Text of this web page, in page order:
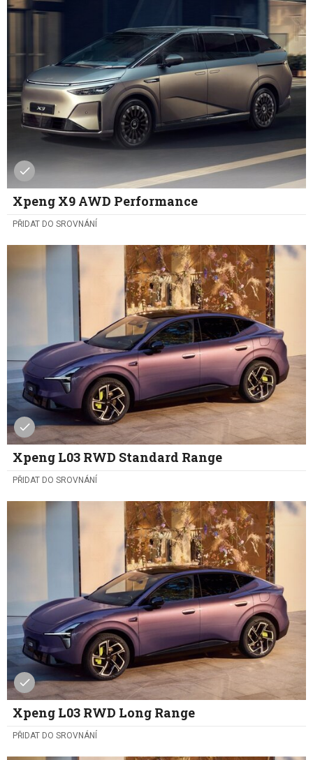
Xpeng X9 AWD Performance
PŘIDAT DO SROVNÁNÍ
Xpeng L03 RWD Standard Range
PŘIDAT DO SROVNÁNÍ
Xpeng L03 RWD Long Range
PŘIDAT DO SROVNÁNÍ